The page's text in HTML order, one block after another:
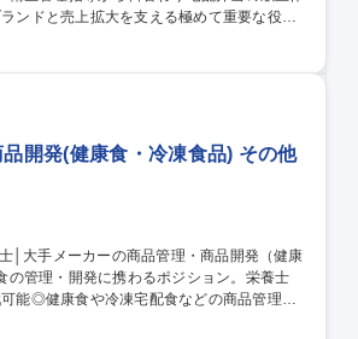
ンドと売上拡大を支える極めて重要な役割
理】食品工
開発(健康食・冷凍食品) その他
能◎健康食や冷凍宅配食などの商品管理、